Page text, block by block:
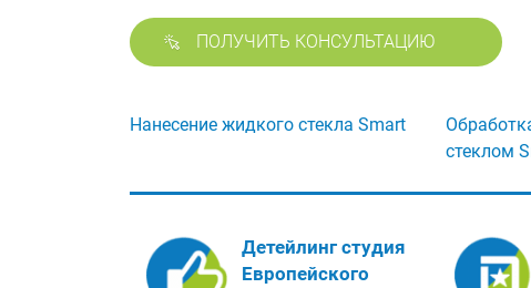
ПОЛУЧИТЬ КОНСУЛЬТАЦИЮ
Нанесение жидкого стекла Smart
стеклом
Детейлинг студия
Европейского